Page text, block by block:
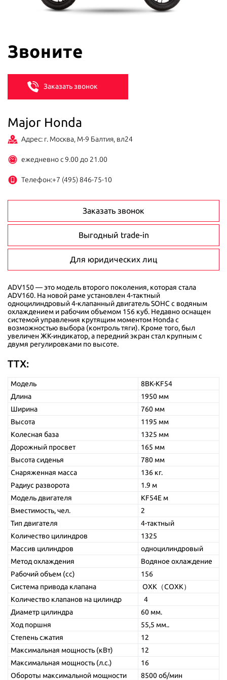
Звоните
Заказать звонок
Major Honda
Адрес: г. Москва, М-9 Балтия, вл24
ежедневно с 9.00 до 21.00
Телефон:+7 (495) 846-75-10
Заказать звонок
Выгодный trade-in
Для юридических лиц
ADV150 — это модель второго поколения, которая стала
ADV160. На новой раме установлен 4-тактный
одноцилиндровый 4-клапанный двигатель SOHC с водяным
охлаждением и рабочим объемом 156 куб. Недавно оснащен
системой управления крутящим моментом Honda с
возможностью выбора (контроль тяги). Кроме того, был
увеличен ЖК-индикатор, а передний экран стал крупным с
двумя регулировками по высоте.
ТТХ:
Модель
8BK-KF54
Длина
1950 мм
Ширина
760 мм
Высота
1195 мм
Колесная база
1325 мм
Дорожный просвет
165 мм
Высота сиденья
780 мм
Снаряженная масса
136 кг.
Радиус разворота
1.9 м
Модель двигателя
KF54E м
Вместимость, чел.
2
Тип двигателя
4-тактный
Количество цилиндров
1325
Массив цилиндров
одноцилиндровый
Метод охлаждения
Водяное охлаждение
Рабочий объем (сс)
156
Система привода клапана
ОХК（СОХК）
Количество клапанов на цилиндр
4
Диаметр цилиндра
60 мм.
Ход поршня
55,5 мм..
Степень сжатия
12
Максимальная мощность (кВт)
12
Максимальная мощность (л.с.)
16
Обороты максимальной мощности
8500 об/мин